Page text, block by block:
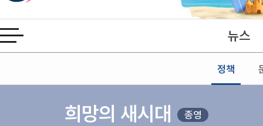
전체메뉴 열기 뉴스
정책
희망의 새시대 종영